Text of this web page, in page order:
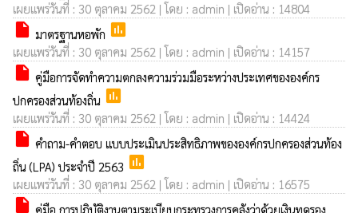
เผยแพร่วันที่ : 30 ตุลาคม 2562 | โดย : admin | เปิดอ่าน : 14804
insert_drive_file มาตรฐานหอพัก poll
เผยแพร่วันที่ : 30 ตุลาคม 2562 | โดย : admin | เปิดอ่าน : 14157
insert_drive_file คู่มือการจัดทำความตกลงความร่วมมือระหว่างประเทศขององค์กร
ปกครองส่วนท้องถิ่น poll
เผยแพร่วันที่ : 30 ตุลาคม 2562 | โดย : admin | เปิดอ่าน : 14424
insert_drive_file คำถาม-คำตอบ แบบประเมินประสิทธิภาพขององค์กรปกครองส่วนท้อง
ถิ่น (LPA) ประจำปี 2563 poll
เผยแพร่วันที่ : 30 ตุลาคม 2562 | โดย : admin | เปิดอ่าน : 16575
insert_drive_file คู่มือ การปฏิบัติงานตามระเบียบกระทรวงการคลังว่าด้วยเงินทดรอง